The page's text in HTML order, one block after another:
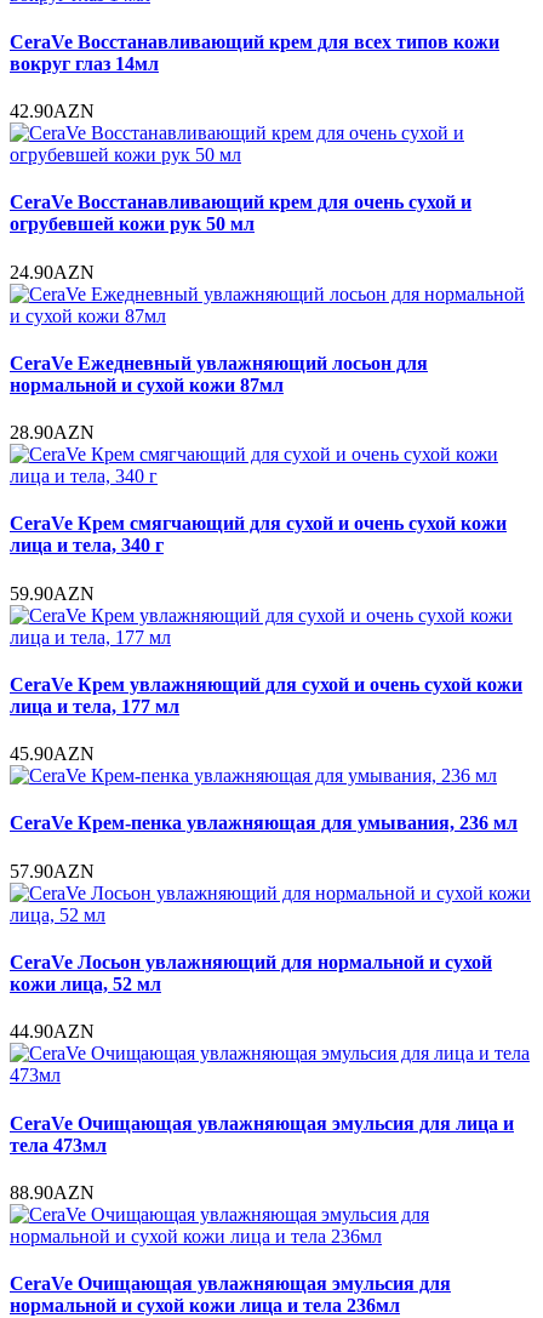
CeraVe Восстанавливающий крем для всех типов кожи
вокруг глаз 14мл
42.90AZN
CeraVe Восстанавливающий крем для очень сухой и
огрубевшей кожи рук 50 мл
24.90AZN
CeraVe Ежедневный увлажняющий лосьон для
нормальной и сухой кожи 87мл
28.90AZN
CeraVe Крем смягчающий для сухой и очень сухой кожи
лица и тела, 340 г
59.90AZN
CeraVe Крем увлажняющий для сухой и очень сухой кожи
лица и тела, 177 мл
45.90AZN
CeraVe Крем-пенка увлажняющая для умывания, 236 мл
57.90AZN
CeraVe Лосьон увлажняющий для нормальной и сухой
кожи лица, 52 мл
44.90AZN
CeraVe Очищающая увлажняющая эмульсия для лица и
тела 473мл
88.90AZN
CeraVe Очищающая увлажняющая эмульсия для
нормальной и сухой кожи лица и тела 236мл